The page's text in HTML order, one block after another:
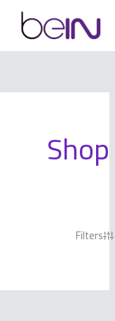
المحتوى
Shop
Filters